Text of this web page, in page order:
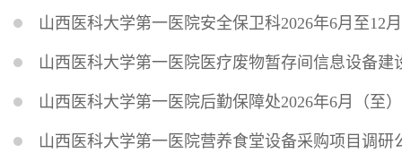
山西医科大学第一医院安全保卫科2026年6月至12
山西医科大学第一医院医疗废物暂存间信息设备建
山西医科大学第一医院后勤保障处2026年6月（至
山西医科大学第一医院营养食堂设备采购项目调研